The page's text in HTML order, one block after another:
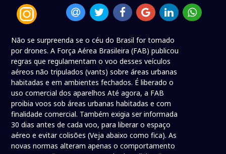
Não se surpreenda se o céu do Brasil for tomado
por drones. A Força Aérea Brasileira (FAB) publicou
regras que regulamentam o voo desses veículos
aéreos não tripulados (vants) sobre áreas urbanas
habitadas e em ambientes fechados. É liberado o
uso comercial dos aparelhos Até agora, a FAB
proibia voos sob áreas urbanas habitadas e com
finalidade comercial. Também exigia ser informada
30 dias antes de cada voo, para liberar o espaço
aéreo e evitar colisões (Veja abaixo como fica). As
novas normas alteram apenas o comportamento